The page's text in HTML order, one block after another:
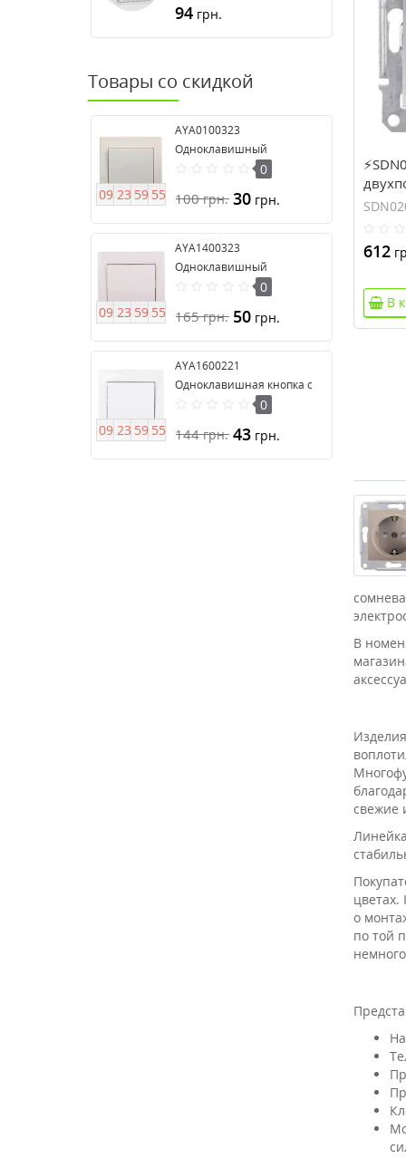
94 грн.
Товары со скидкой
09 23 59 54
AYA0100323
Одноклавишный
выключатель серия Anya
0
100грн. 30 грн.
09 23 59 54
AYA1400323
Одноклавишный
выключатель 16А серия
0
165грн. 50 грн.
09 23 59 54
AYA1600221
Одноклавишная кнопка с
подсветкой серии Anya
0
144грн. 43 грн.
612
В
В
свежие
о
по той